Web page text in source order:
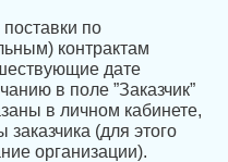
по
контрактам
дате
в поле ”Заказчик”
в личном кабинете,
(для этого
организации).